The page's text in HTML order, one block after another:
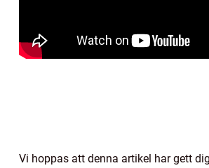
Vi hoppas att denna artikel har gett